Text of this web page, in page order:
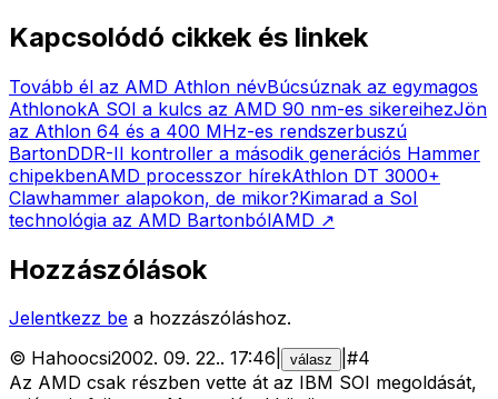
Kapcsolódó cikkek és linkek
Tovább él az AMD Athlon névBúcsúznak az egymagos
AthlonokA SOI a kulcs az AMD 90 nm-es sikereihezJön
az Athlon 64 és a 400 MHz-es rendszerbuszú
BartonDDR-II kontroller a második generációs Hammer
chipekbenAMD processzor hírekAthlon DT 3000+
Clawhammer alapokon, de mikor?Kimarad a SoI
technológia az AMD BartonbólAMD ↗
Hozzászólások
Jelentkezz be a hozzászóláshoz.
© Hahoocsi2002. 09. 22.. 17:46 válasz #4
Az AMD csak részben vette át az IBM SOI megoldását,